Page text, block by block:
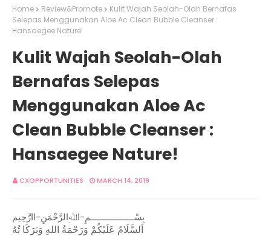
Home Review&Promote
Kulit Wajah Seolah-Olah Bernafas
Selepas Menggunakan Aloe Ac Clean Bubble Cleanser :
Hansaegee Nature!
Kulit Wajah Seolah-Olah
Bernafas Selepas
Menggunakan Aloe Ac
Clean Bubble Cleanser :
Hansaegee Nature!
CXOPPORTUNITIES MARCH 14, 2019
بِسْــــــــــــــــــمِ-اﷲِالرَّحْمَنِ-اارَّحِيم
اَلسَّلَامُ عَلَيْكُمْ وَرَحْمَةُ اللهِ وَبَرَكَا تُهُ